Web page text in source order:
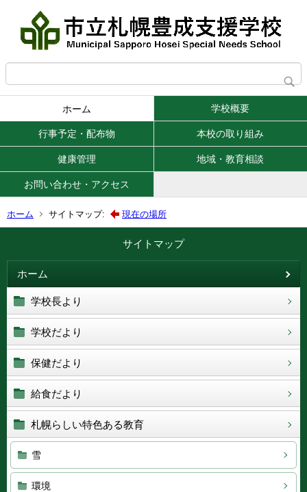
ホーム 学校概要
行事予定・配布物 本校の取り組み
健康管理 地域・教育相談
お問い合わせ・アクセス
ホーム サイトマップ: 現在の場所
サイトマップ
ホーム
学校長より
学校だより
保健だより
給食だより
札幌らしい特色ある教育
雪
環境